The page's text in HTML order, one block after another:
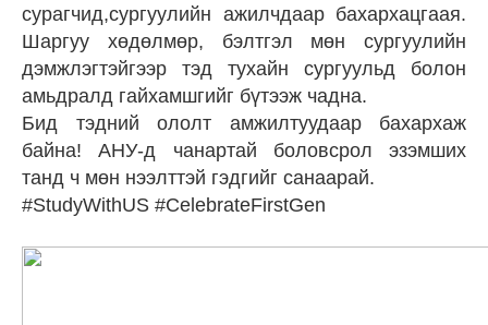
сурагчид,сургуулийн ажилчдаар бахархацгаая.
Шаргуу хөдөлмөр, бэлтгэл мөн сургуулийн
дэмжлэгтэйгээр тэд тухайн сургуульд болон
амьдралд гайхамшгийг бүтээж чадна.
Бид тэдний ололт амжилтуудаар бахархаж
байна! АНУ-д чанартай боловсрол эзэмших
танд ч мөн нээлттэй гэдгийг санаарай.
#StudyWithUS #CelebrateFirstGen